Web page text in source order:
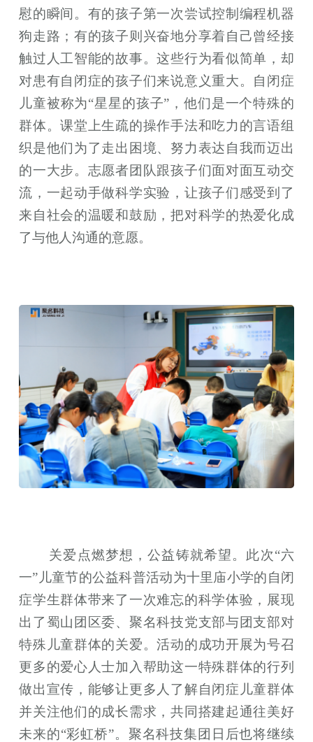
慰的瞬间。有的孩子第一次尝试控制编程机器
狗走路；有的孩子则兴奋地分享着自己曾经接
触过人工智能的故事。这些行为看似简单，却
对患有自闭症的孩子们来说意义重大。自闭症
儿童被称为“星星的孩子”，他们是一个特殊的
群体。课堂上生疏的操作手法和吃力的言语组
织是他们为了走出困境、努力表达自我而迈出
的一大步。志愿者团队跟孩子们面对面互动交
流，一起动手做科学实验，让孩子们感受到了
来自社会的温暖和鼓励，把对科学的热爱化成
了与他人沟通的意愿。
关爱点燃梦想，公益铸就希望。此次“六
一”儿童节的公益科普活动为十里庙小学的自闭
症学生群体带来了一次难忘的科学体验，展现
出了蜀山团区委、聚名科技党支部与团支部对
特殊儿童群体的关爱。活动的成功开展为号召
更多的爱心人士加入帮助这一特殊群体的行列
做出宣传，能够让更多人了解自闭症儿童群体
并关注他们的成长需求，共同搭建起通往美好
未来的“彩虹桥”。聚名科技集团日后也将继续